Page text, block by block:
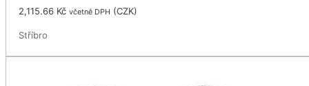
2,115.66 Kč včetně DPH (CZK)
Stříbro